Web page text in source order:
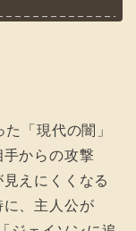
「現代の闇」
からの攻撃
えにくくなる
、主人公が